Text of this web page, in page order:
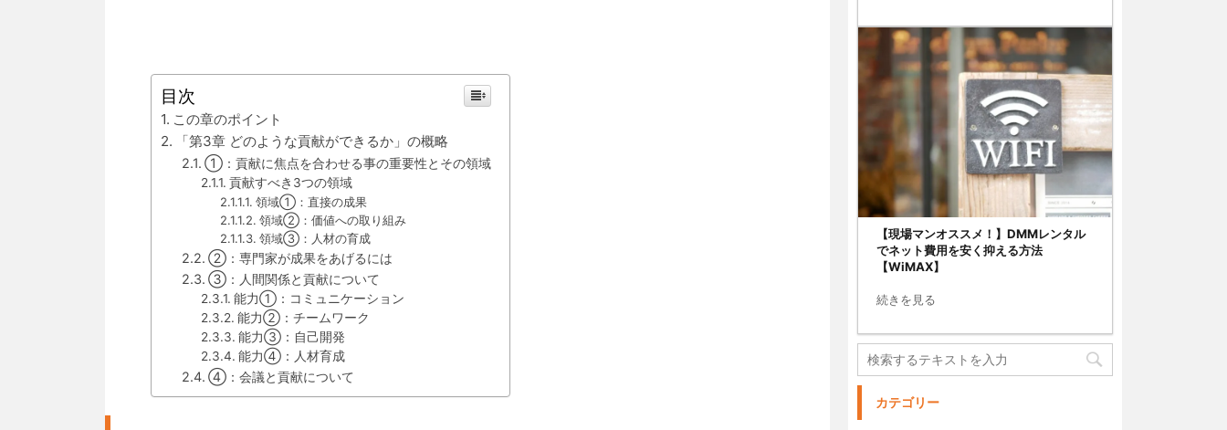
目次
この章のポイント
「第3章 どのような貢献ができるか」の概略
①：貢献に焦点を合わせる事の重要性とその領域
貢献すべき3つの領域
領域①：直接の成果
領域②：価値への取り組み
領域③：人材の育成
②：専門家が成果をあげるには
③：人間関係と貢献について
能力①：コミュニケーション
能力②：チームワーク
能力③：自己開発
能力④：人材育成
④：会議と貢献について
【現場マンオススメ！】DMMレンタル
でネット費用を安く抑える方法
【WiMAX】
続きを見る
カテゴリー